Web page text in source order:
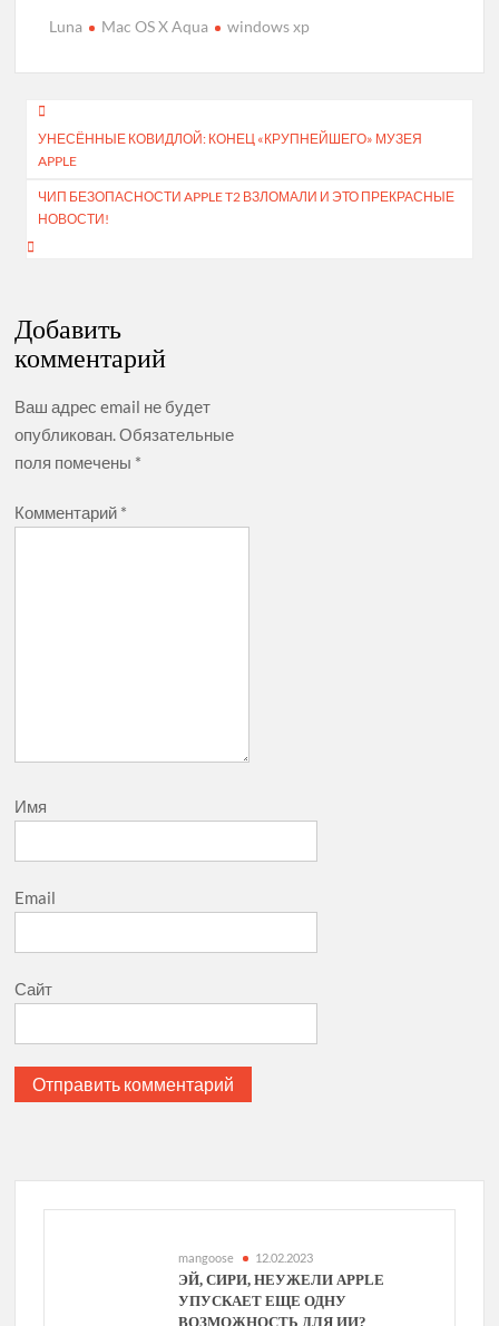
Luna Mac OS X Aqua windows xp
Навигация
по
записям
УНЕСЁННЫЕ КОВИДЛОЙ: КОНЕЦ «КРУПНЕЙШЕГО» МУЗЕЯ
APPLE
ЧИП БЕЗОПАСНОСТИ APPLE T2 ВЗЛОМАЛИ И ЭТО ПРЕКРАСНЫЕ
НОВОСТИ!
Добавить
комментарий
Ваш адрес email не будет
опубликован.Обязательные
поля помечены *
Комментарий *
Имя
Email
Сайт
mangoose 12.02.2023
ЭЙ, СИРИ, НЕУЖЕЛИ APPLE
УПУСКАЕТ ЕЩЕ ОДНУ
ВОЗМОЖНОСТЬ ДЛЯ ИИ?